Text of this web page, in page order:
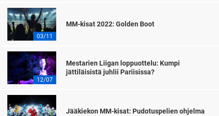
03/11
MM-kisat 2022: Golden Boot
12/07
Mestarien Liigan loppuottelu: Kumpi
jättiläisistä juhlii Pariisissa?
Jääkiekon MM-kisat: Pudotuspelien ohjelma